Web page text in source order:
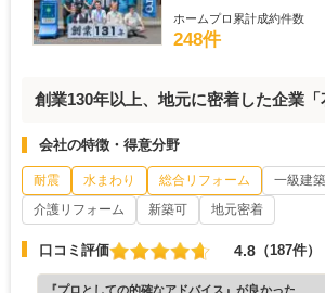
ホームプロ累計成約件数
248件
創業130年以上、地元に密着した企業「
会社の特徴・得意分野
耐震 水まわり 総合リフォーム 一級建
介護リフォーム
新築可 地元密着
口コミ評価 4.8 （187件）
『プロとしての的確なアドバイス』が良かった